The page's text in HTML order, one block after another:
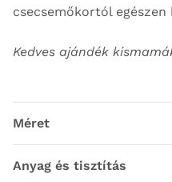
csecsemőkortól egészen
Kedves ajándék
Méret
Anyag és tisztítás